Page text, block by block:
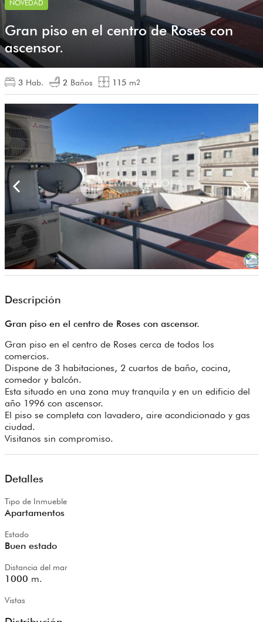
NOVEDAD
Gran piso en el centro de Roses con
ascensor.
3 Hab. 2 Baños 115 m2
Descripción
Gran piso en el centro de Roses con ascensor.
Gran piso en el centro de Roses cerca de todos los
comercios.
Dispone de 3 habitaciones, 2 cuartos de baño, cocina,
comedor y balcón.
Esta situado en una zona muy tranquila y en un edificio del
año 1996 con ascensor.
El piso se completa con lavadero, aire acondicionado y gas
ciudad.
Visitanos sin compromiso.
Detalles
Tipo de Inmueble
Apartamentos
Estado
Buen estado
Distancia del mar
1000 m.
Vistas